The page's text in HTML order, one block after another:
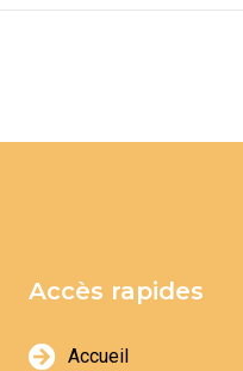
Accès rapides
Accueil